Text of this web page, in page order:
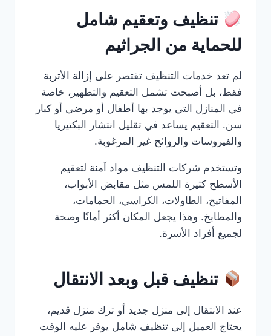
تنظيف وتعقيم شامل
للحماية من الجراثيم
لم تعد خدمات التنظيف تقتصر على إزالة الأتربة
فقط، بل أصبحت تشمل التعقيم والتطهير، خاصة
في المنازل التي يوجد بها أطفال أو مرضى أو كبار
سن. التعقيم يساعد في تقليل انتشار البكتيريا
والفيروسات والروائح غير المرغوبة.
وتستخدم شركات التنظيف مواد آمنة لتعقيم
الأسطح كثيرة اللمس مثل مقابض الأبواب،
المفاتيح، الطاولات، الكراسي، الحمامات،
والمطابخ. وهذا يجعل المكان أكثر أمانًا وصحة
لجميع أفراد الأسرة.
تنظيف قبل وبعد الانتقال
عند الانتقال إلى منزل جديد أو ترك منزل قديم،
يحتاج العميل إلى تنظيف شامل يوفر عليه الوقت